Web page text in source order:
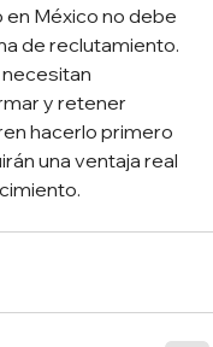
México no debe
de reclutamiento.
y retener
hacerlo primero
una ventaja real